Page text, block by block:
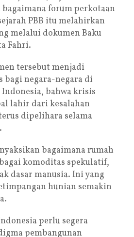
bagaimana forum perkotaan
PBB itu melahirkan
melalui dokumen Baku
Fahri.
tersebut menjadi
bagi negara-negara di
bahwa krisis
lahir dari kesalahan
dipelihara selama
bagaimana rumah
komoditas spekulatif,
dasar manusia. Ini yang
hunian semakin
perlu segera
pembangunan